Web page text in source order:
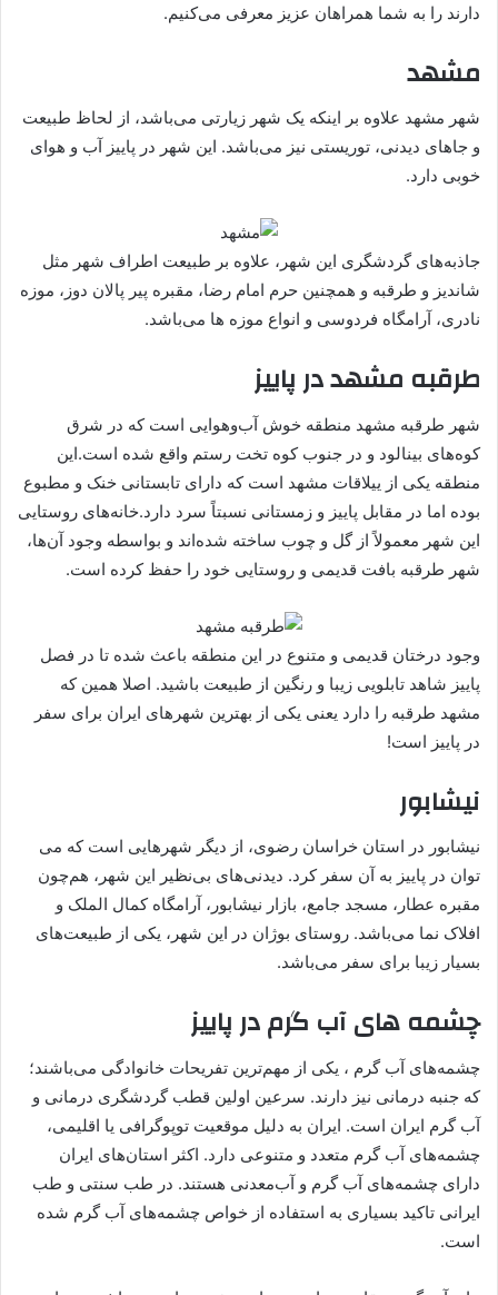
دارند را به شما همراهان عزیز معرفی می‌کنیم.
مشهد
شهر مشهد علاوه بر اینکه یک شهر زیارتی می‌باشد، از لحاظ طبیعت
و جاهای دیدنی، توریستی نیز می‌باشد. این شهر در پاییز آب و هوای
خوبی دارد.
جاذبه‌های گردشگری این شهر، علاوه بر طبیعت اطراف شهر مثل
شاندیز و طرقبه و همچنین حرم امام رضا، مقبره پیر پالان دوز، موزه
نادری، آرامگاه فردوسی و انواع موزه ها می‌باشد.
طرقبه مشهد در پاییز
شهر طرقبه مشهد منطقه خوش‌ آب‌وهوایی است که در شرق
کوه‌های بینالود و در جنوب کوه تخت رستم واقع شده است.این
منطقه یکی از ییلاقات مشهد است که دارای تابستانی خنک و مطبوع
بوده اما در مقابل پاییز و زمستانی نسبتاً سرد دارد.خانه‌های روستایی
این شهر معمولاً از گل و چوب ساخته شده‌اند و بواسطه وجود آن‌ها،
شهر طرقبه بافت قدیمی و روستایی خود را حفظ کرده است.
وجود درختان قدیمی و متنوع در این منطقه باعث شده تا در فصل
پاییز شاهد تابلویی زیبا و رنگین از طبیعت باشید. اصلا همین که
مشهد طرقبه را دارد یعنی یکی از بهترین شهرهای ایران برای سفر
در پاییز است!
نیشابور
نیشابور در استان خراسان رضوی، از دیگر شهرهایی است که می
توان در پاییز به آن سفر کرد. دیدنی‌های بی‌نظیر این شهر، هم‌چون
مقبره عطار، مسجد جامع، بازار نیشابور، آرامگاه کمال الملک و
افلاک نما می‌باشد. روستای بوژان در این شهر، یکی از طبیعت‌های
بسیار زیبا برای سفر می‌باشد.
چشمه های آب گرم در پاییز
چشمه‌های آب گرم ، یکی از مهم‌ترین تفریحات خانوادگی می‌باشند؛
که جنبه درمانی نیز دارند. سرعین اولین قطب گردشگری درمانی و
آب گرم ایران است. ایران به دلیل موقعیت توپوگرافی یا اقلیمی،
چشمه‌های آب گرم متعدد و متنوعی دارد. اکثر استان‌های ایران
دارای چشمه‌های آب گرم و آب‌معدنی هستند. در طب سنتی و طب
ایرانی تاکید بسیاری به استفاده از خواص چشمه‌های آب گرم شده
است.